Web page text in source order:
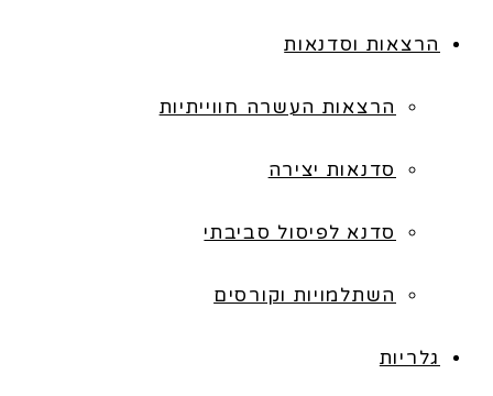
הרצאות וסדנאות
הרצאות העשרה חווייתיות
סדנאות יצירה
סדנא לפיסול סביבתי
השתלמויות וקורסים
גלריות